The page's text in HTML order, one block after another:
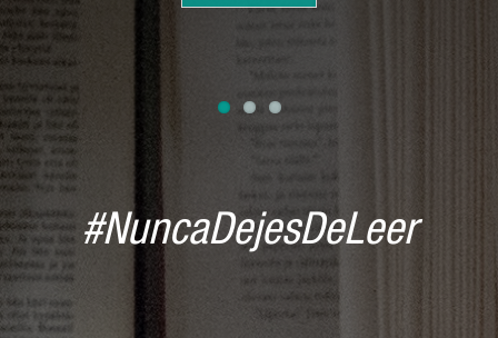
Leyendo
#NuncaDejesDeLeer